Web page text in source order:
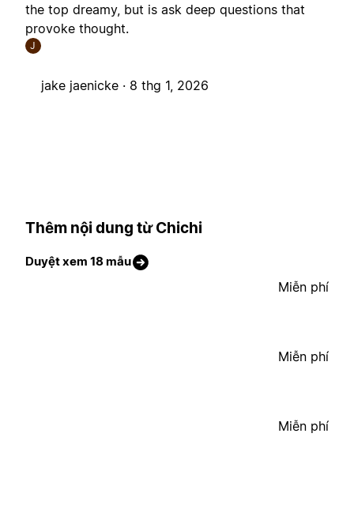
the top dreamy, but is ask deep questions that
provoke thought.
J
jake jaenicke · 8 thg 1, 2026
Thêm nội dung từ Chichi
Duyệt xem 18 mẫu
Miễn phí
Miễn phí
Miễn phí